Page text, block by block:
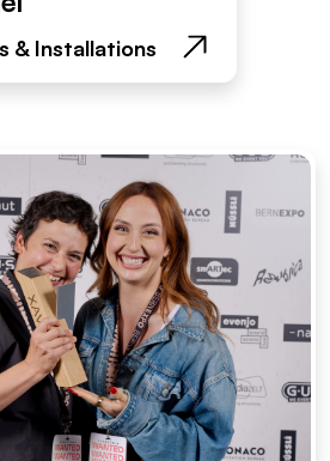
& Installations